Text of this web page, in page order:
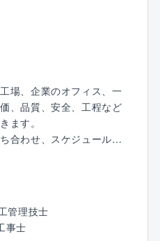
DX化を進めることで、残
います。（例：チャット
ード上場による安定性！
どの建設工事関連、およ
り、近年は検査装置やメ
開発等も手がけつつ業態
や太陽光発電等、再生可
力を入れ、海外での事業
本的には土日祝休みとな
場、企業のオフィス、一
、品質、安全、工程など
ます。
合わせ、スケジュールの
。
県前橋市を中心に群馬県
エリアです。
り、移動には自家用車を
管理技士
事士